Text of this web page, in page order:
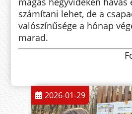
számítani lehet, de a
valószínűsége a hónap
marad.
2026-01-29